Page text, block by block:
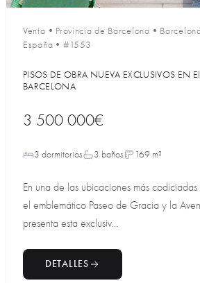
Venta • Provincia de Barcelona •
España • #1553
PISOS DE OBRA NUEVA EXCLUSIVOS EN
BARCELONA
3 500 000€
3 dormitorios 3 baños 169 m²
En una de las ubicaciones más
el emblemático Paseo de Gracia y la
presenta esta exclusiv...
DETALLES